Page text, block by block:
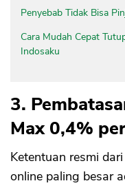
Penyebab Tidak Bisa
Cara Mudah Cepat
Indosaku
3.
Max 0,4%
Ketentuan resmi
online paling besar